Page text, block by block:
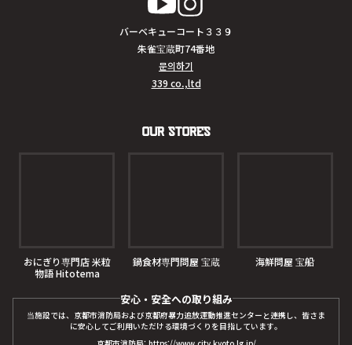
バーベキューコート３３９
朱雀宝蔵町74番地
문의하기
339 co.,ltd
Our Stores
おにぎり専門店 米粒
物語 Hitotema
鍋食材専門問屋 宝蔵 海鮮問屋 宝船
安心・安全への取り組み
当施設では、京都市消防局および京都府暴力追放運動推進センターと連携し、皆さま
に安心してご利用いただける環境づくりを目指しています。